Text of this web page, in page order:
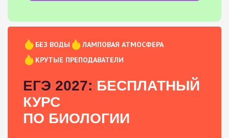
БЕЗ ВОДЫ
ЛАМПОВАЯ АТМОСФЕРА
КРУТЫЕ ПРЕПОДАВАТЕЛИ
ЕГЭ 2027: БЕСПЛАТНЫЙ
КУРС
ПО БИОЛОГИИ